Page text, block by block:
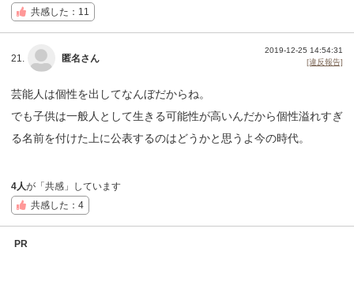
共感した：11
21. 匿名さん
2019-12-25 14:54:31
[違反報告]
芸能人は個性を出してなんぼだからね。
でも子供は一般人として生きる可能性が高いんだから個性溢れすぎ
る名前を付けた上に公表するのはどうかと思うよ今の時代。
4人が「共感」しています
共感した：4
PR